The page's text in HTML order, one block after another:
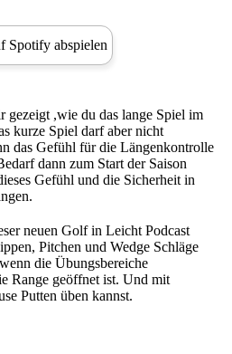
Spotify abspielen
gezeigt ,wie du das lange Spiel im
kurze Spiel darf aber nicht
das Gefühl für die Längenkontrolle
dann zum Start der Saison
Gefühl und die Sicherheit in
neuen Golf in Leicht Podcast
Pitchen und Wedge Schläge
die Übungsbereiche
Range geöffnet ist. Und mit
Putten üben kannst.